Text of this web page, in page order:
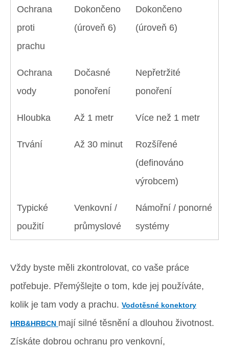
Ochrana
proti
prachu
Dokončeno
(úroveň 6)
Dokončeno
(úroveň 6)
Ochrana
vody
Dočasné
ponoření
Nepřetržité
ponoření
Hloubka Až 1 metr Více než 1 metr
Trvání Až 30 minut
Rozšířené
(definováno
výrobcem)
Typické
použití
Venkovní /
průmyslové
Námořní / ponorné
systémy
Vždy byste měli zkontrolovat, co vaše práce
potřebuje. Přemýšlejte o tom, kde jej používáte,
kolik je tam vody a prachu. Vodotěsné konektory
HRB&HRBCN mají silné těsnění a dlouhou životnost.
Získáte dobrou ochranu pro venkovní,